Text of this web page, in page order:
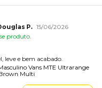
P. 15/06/2026
produto.
leve e bem acabado.
Vans MTE Ultrarange
Multi